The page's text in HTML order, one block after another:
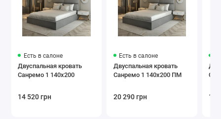
Есть в салоне
Двуспальная кровать
Санремо 1 140х200
14 520 грн
Есть в салоне
Двуспальная кровать
Санремо 1 140х200 ПМ
20 290 грн 14